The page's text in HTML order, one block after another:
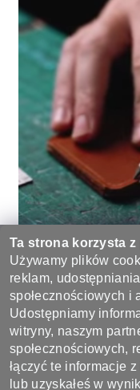
Bądź pierwszą osobą,
Dodaj komentarz
Ta strona korzysta
Używamy plików
reklam,
społecznościowych i
Udostępniamy
witryny, naszym
społecznościowych,
łączyć te informacje
lub uzyskałeś w